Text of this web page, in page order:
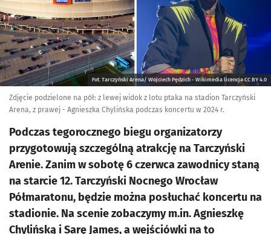
Fot. Tarczyński Arena/ Wojciech Pędzich - Wikimedia licencja CC BY 4.0
Zdjęcie podzielone na pół: z lewej widok z lotu ptaka na stadion Tarczyński
Arena, z prawej - Agnieszka Chylińska podczas koncertu w 2024 r.
Podczas tegorocznego biegu organizatorzy
przygotowują szczególną atrakcję na Tarczyński
Arenie. Zanim w sobotę 6 czerwca zawodnicy staną
na starcie 12. Tarczyński Nocnego Wrocław
Półmaratonu, będzie można posłuchać koncertu na
stadionie. Na scenie zobaczymy m.in. Agnieszkę
Chylińską i Sarę James, a wejściówki na to